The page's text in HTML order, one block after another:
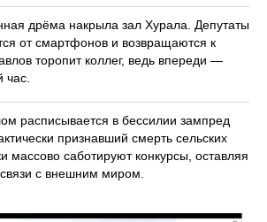
дрёма накрыла зал Хурала. Депутаты
от смартфонов и возвращаются к
торопит коллег, ведь впереди —
час.
расписывается в бессилии зампред
признавший смерть сельских
массово саботируют конкурсы, оставляя
с внешним миром.